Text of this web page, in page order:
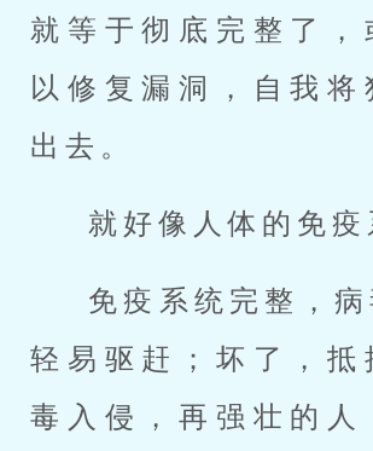
就等于彻底完整了，
以修复漏洞，自我将
出去。
就好像人体的免疫
免疫系统完整，病
轻易驱赶；坏了，抵
毒入侵，再强壮的人